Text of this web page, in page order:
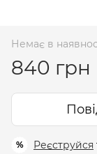
Немає в
840 грн
% Реєструйся